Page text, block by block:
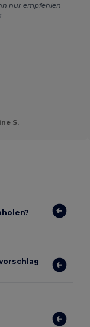
nur empfehlen
S.